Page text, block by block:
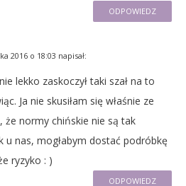
ODPOWIEDZ
2016 o 18:03 napisał:
lekko zaskoczył taki szał na to
Ja nie skusiłam się właśnie ze
że normy chińskie nie są tak
u nas, mogłabym dostać podróbkę
ryzyko : )
ODPOWIEDZ